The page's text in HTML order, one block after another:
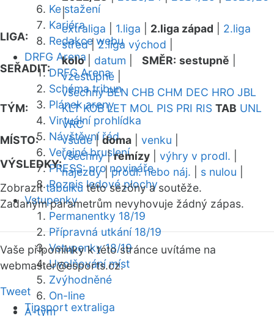
Ke stažení
Kariéra
Redakce webu
DRFG Arena
DRFG Arena
Schéma tribun
Plánek areny
Virtuální prohlídka
Návštěvní řád
Veřejné bruslení
PRESS: pro novináře
Rozpis ledové plochy
Vstupenky
Permanentky 18/19
Přípravná utkání 18/19
Vstupenky 18/19
Uvolňování míst
Zvýhodněné
On-line
A-tým
|
LIGA:
extraliga 1.liga 2.liga západ
2.liga
střed|2.liga východ
SEŘADIT:
kolo| datum SMĚR: sestupně
vzestupně
TÝM:
všechny BEN CHB CHM DEC HRO JBL
KLT KOB LET MOL PIS PRI RIS TAB UNL
VRC
MÍSTO:
všude| doma venku
VÝSLEDKY:
všechny|remízy výhry v prodl.
nájezdy|prodl. nebo náj. s nulou
Zobrazittabulku této sezóny a soutěže.
Zadaným parametrům nevyhovuje žádný zápas.
Vaše připomínky k této stránce uvítáme na
webmaster@esports.cz.
Tweet
Tipsport extraliga